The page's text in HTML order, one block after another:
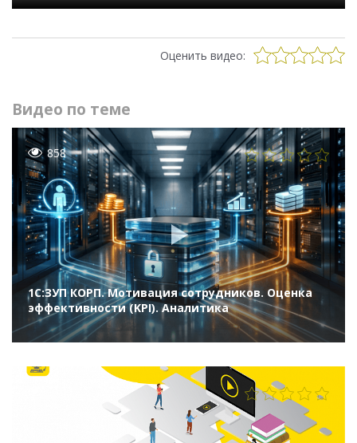
Оценить видео:
Видео по теме
858
1С:ЗУП КОРП. Мотивация сотрудников. Оценка
эффективности (KPI). Аналитика